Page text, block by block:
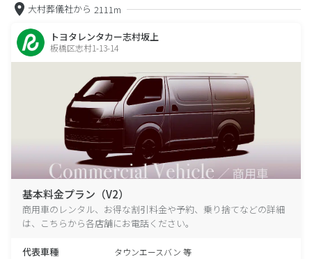
大村葬儀社から 2111m
トヨタレンタカー志村坂上
板橋区志村1-13-14
基本料金プラン（V2）
商用車のレンタル、お得な割引料金や予約、乗り捨てなどの詳細
は、こちらから各店舗にお電話ください。
代表車種 タウンエースバン 等